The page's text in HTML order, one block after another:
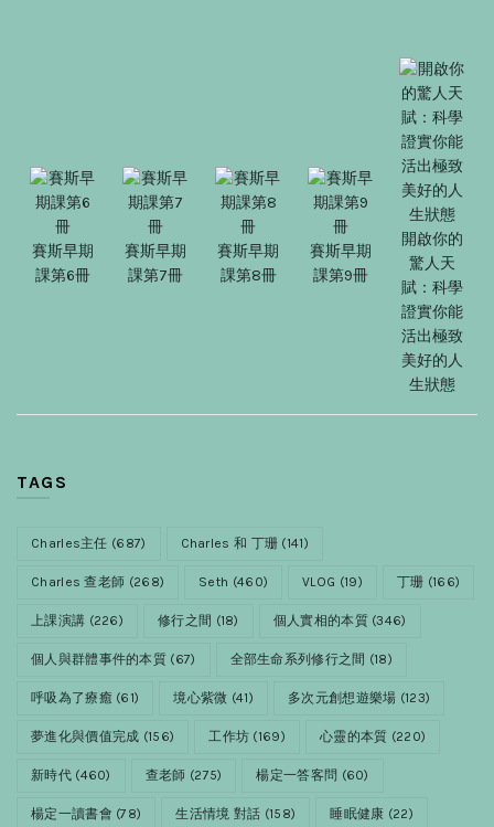
賽斯早期
課第6冊
賽斯早期
課第7冊
賽斯早期
課第8冊
賽斯早期
課第9冊
開啟你的
驚人天
賦：科學
證實你能
活出極致
美好的人
生狀態
TAGS
Charles主任 (687) Charles 和 丁珊 (141)
Charles 查老師 (268) Seth (460) VLOG (19) 丁珊 (166)
上課演講 (226) 修行之間 (18) 個人實相的本質(346)
個人與群體事件的本質 (67) 全部生命系列修行之間 (18)
呼吸為了療癒 (61) 境心紫微 (41) 多次元創想遊樂場 (123)
夢進化與價值完成 (156) 工作坊 (169) 心靈的本質 (220)
新時代(460) 查老師 (275) 楊定一答客問 (60)
楊定一讀書會 (78) 生活情境 對話 (158) 睡眠健康 (22)